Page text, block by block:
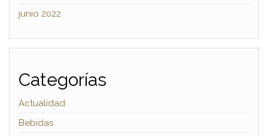
junio 2022
Categorías
Actualidad
Bebidas